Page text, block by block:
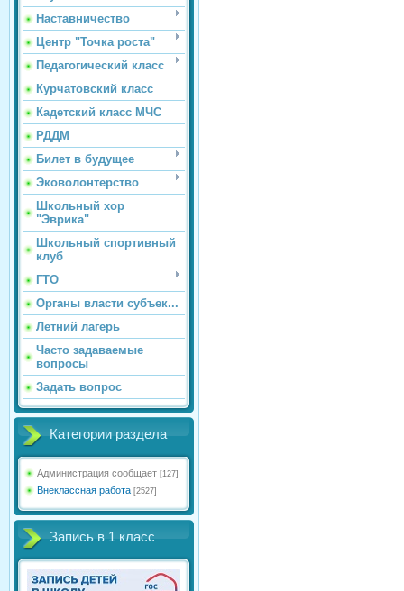
Наставничество
Центр "Точка роста"
Педагогический класс
Курчатовский класс
Кадетский класс МЧС
РДДМ
Билет в будущее
Эковолонтерство
Школьный хор
"Эврика"
Школьный спортивный
клуб
ГТО
Органы власти субъек...
Летний лагерь
Часто задаваемые
вопросы
Задать вопрос
Категории раздела
Администрация сообщает [127]
Внеклассная работа [2527]
Запись в 1 класс